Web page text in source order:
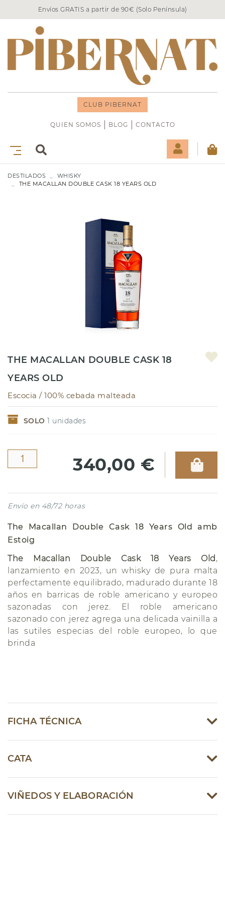
Envíos GRATIS a partir de 90€ (Solo Península)
CLUB PIBERNAT
QUIEN SOMOS BLOG CONTACTO
DESTILADOS
WHISKY
THE MACALLAN DOUBLE CASK 18 YEARS OLD
THE MACALLAN DOUBLE CASK 18
YEARS OLD
Escocia / 100% cebada malteada
SOLO 1 unidades
340,00 €
Envío en 48/72 horas
The Macallan Double Cask 18 Years Old amb
Estoig
The Macallan Double Cask 18 Years Old ,
lanzamiento en 2023, un whisky de pura malta
perfectamente equilibrado, madurado durante 18
años en barricas de roble americano y europeo
sazonadas con jerez. El roble americano
sazonado con jerez agrega una delicada vainilla a
las sutiles especias del roble europeo, lo que
brinda
FICHA TÉCNICA
CATA
VIÑEDOS Y ELABORACIÓN